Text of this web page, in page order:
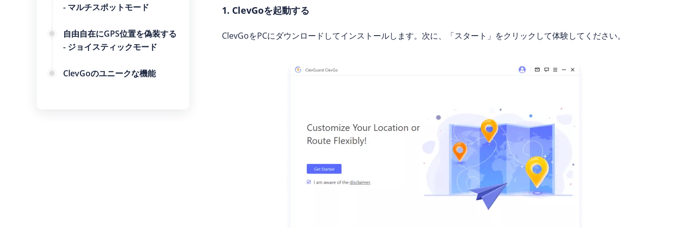
- マルチスポットモード
自由自在にGPS位置を偽装する
- ジョイスティックモード
ClevGoのユニークな機能
1. ClevGoを起動する
ClevGoをPCにダウンロードしてインストールします。次に、「スタート」をクリックして体験してください。